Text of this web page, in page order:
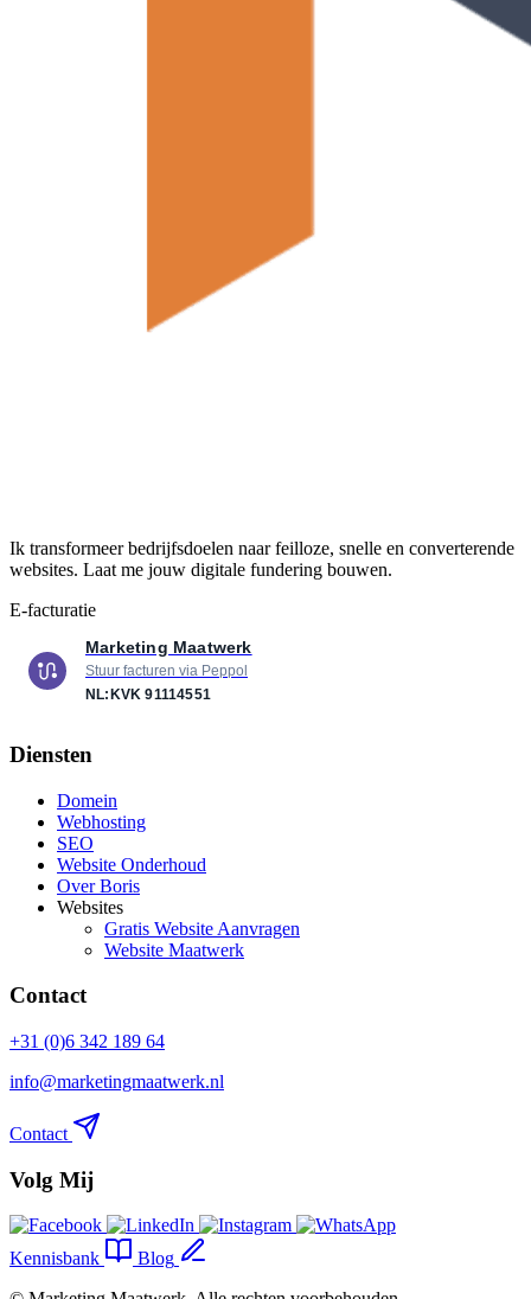
Ik transformeer bedrijfsdoelen naar feilloze, snelle en converterende
websites. Laat me jouw digitale fundering bouwen.
E-facturatie
Marketing Maatwerk
Stuur facturen via Peppol
NL:KVK 91114551
Diensten
Domein
Webhosting
SEO
Website Onderhoud
Over Boris
Websites
Gratis Website Aanvragen
Website Maatwerk
Contact
+31 (0)6 342 189 64
info@marketingmaatwerk.nl
Contact
Volg Mij
Kennisbank
Blog